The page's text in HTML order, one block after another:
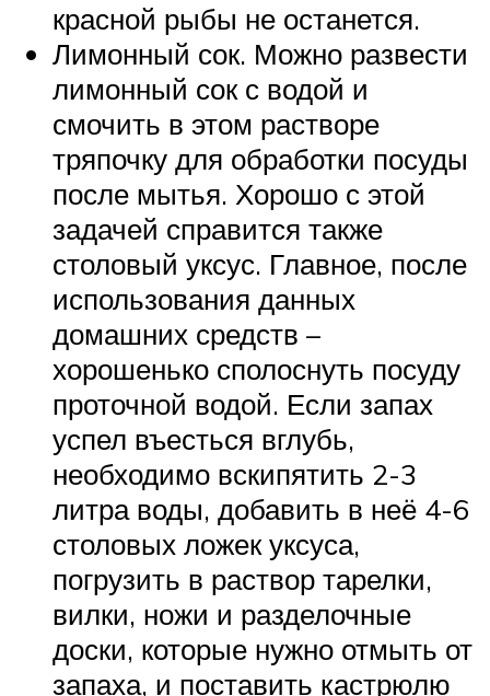
красной рыбы не останется.
Лимонный сок. Можно развести
лимонный сок с водой и
смочить в этом растворе
тряпочку для обработки посуды
после мытья. Хорошо с этой
задачей справится также
столовый уксус. Главное, после
использования данных
домашних средств –
хорошенько сполоснуть посуду
проточной водой. Если запах
успел въесться вглубь,
необходимо вскипятить 2-3
литра воды, добавить в неё 4-6
столовых ложек уксуса,
погрузить в раствор тарелки,
вилки, ножи и разделочные
доски, которые нужно отмыть от
запаха, и поставить кастрюлю